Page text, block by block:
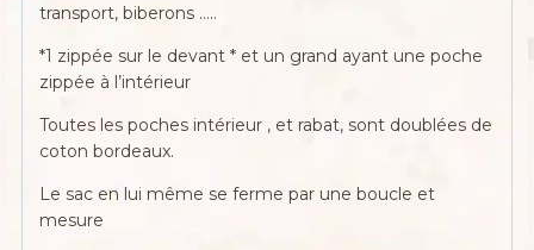
transport, biberons …..
*1 zippée sur le devant * et un grand ayant une poche
zippée à l’intérieur
Toutes les poches intérieur , et rabat, sont doublées de
coton bordeaux.
Le sac en lui même se ferme par une boucle et
mesure